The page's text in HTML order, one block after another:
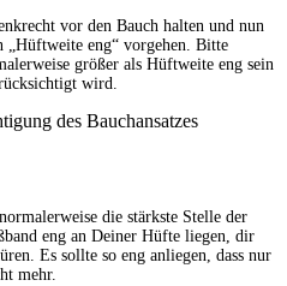
vor den Bauch halten und nun
„Hüftweite eng“ vorgehen. Bitte
größer als Hüftweite eng sein
wird.
die stärkste Stelle der
eng an Deiner Hüfte liegen, dir
Es sollte so eng anliegen, dass nur
mehr.